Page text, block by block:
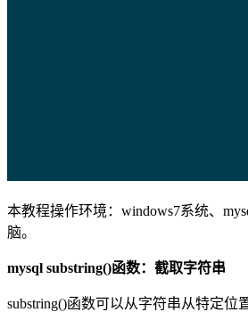
本教程操作环境：windows7系统、
脑。
mysql substring()函数：截取字符串
substring()函数可以从字符串从特定位